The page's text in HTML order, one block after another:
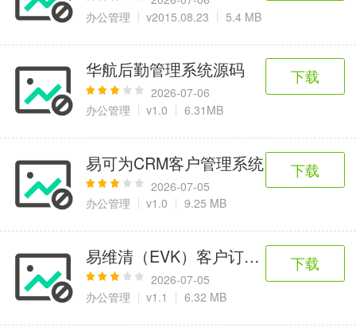
办公管理
v2015.08.23 5.4 MB
华航后勤管理系统源码
2026-07-06
办公管理
v1.0 6.31MB
下载
易可为CRM客户管理系统
2026-07-05
办公管理
v1.0 9.25 MB
下载
易维清（EVK）客户订单管理信息系统
2026-07-05
办公管理
v1.1 6.32 MB
下载